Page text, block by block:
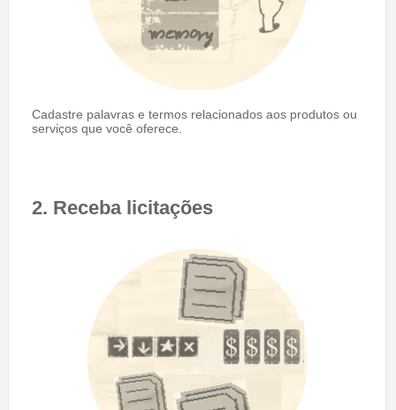
Cadastre palavras e termos relacionados aos produtos ou
serviços que você oferece.
2. Receba licitações